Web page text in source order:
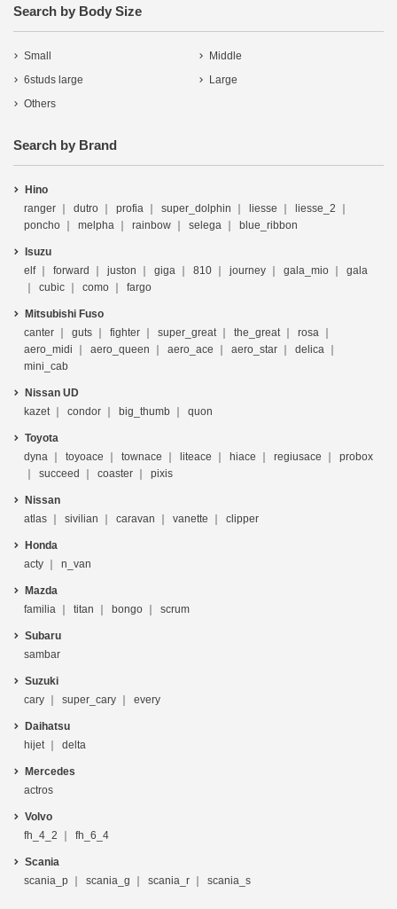
Search by Body Size
Small
Middle
6studs large
Large
Others
Search by Brand
Hino
ranger
dutro profia super_dolphin liesse
liesse_2
poncho
melpha rainbow selega blue_ribbon
Isuzu
elf
forward juston giga 810 journey gala_mio
gala
cubic
como fargo
Mitsubishi Fuso
canter
guts fighter super_great the_great
rosa
aero_midi
aero_queen aero_ace aero_star
delica
mini_cab
Nissan UD
kazet
condor big_thumb quon
Toyota
dyna
toyoace townace liteace hiace regiusace
probox
succeed
coaster pixis
Nissan
atlas
sivilian caravan vanette clipper
Honda
acty
n_van
Mazda
familia
titan bongo scrum
Subaru
sambar
Suzuki
cary
super_cary every
Daihatsu
hijet
delta
Mercedes
actros
Volvo
fh_4_2
fh_6_4
Scania
scania_p
scania_g scania_r scania_s